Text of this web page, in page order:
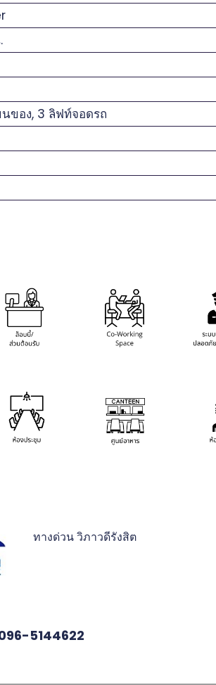
ของ, 3 ลิฟท์จอดรถ
ทางด่วน วิภาวดีรังสิต
5144622